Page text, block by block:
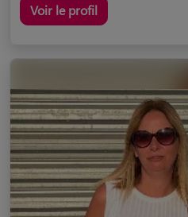
Voir le profil